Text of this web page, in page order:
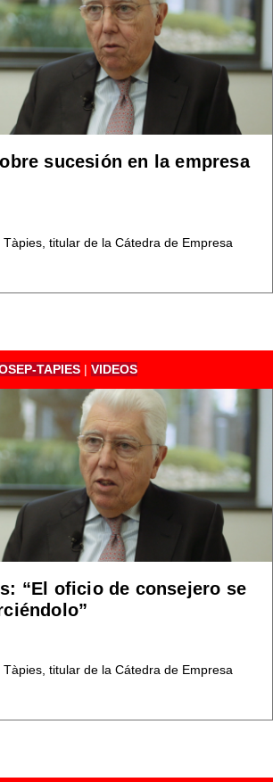
sucesión en la empresa
titular de la Cátedra de Empresa
TAPIES | VIDEOS
“El oficio de consejero se
titular de la Cátedra de Empresa